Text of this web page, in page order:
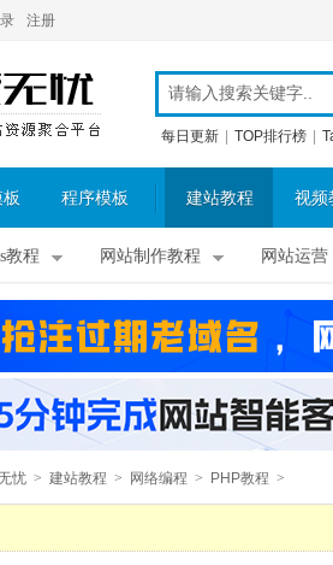
注册
每日更新 TOP排行榜
程序模板 建站教程 视频
教程 网站制作教程 网站运营
忧 > 建站教程 > 网络编程 > PHP教程 >